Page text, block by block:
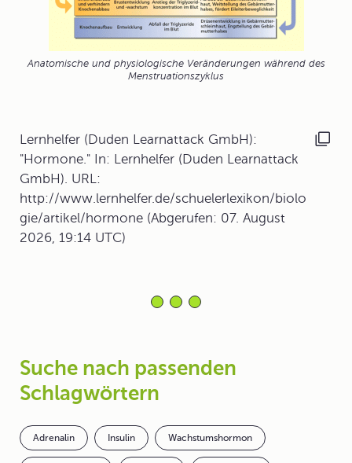
Anatomische und physiologische Veränderungen während des
Menstruationszyklus
Lernhelfer (Duden Learnattack GmbH):
"Hormone." In: Lernhelfer (Duden Learnattack
GmbH). URL:
http://www.lernhelfer.de/schuelerlexikon/biolo
gie/artikel/hormone (Abgerufen: 07. August
2026, 19:14 UTC)
Suche nach passenden
Schlagwörtern
Adrenalin Insulin Wachstumshormon